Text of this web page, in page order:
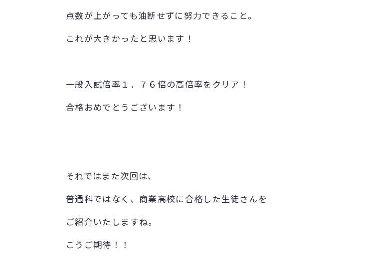
点数が上がっても油断せずに努力できること。
これが大きかったと思います！
一般入試倍率１．７６倍の高倍率をクリア！
合格おめでとうございます！
それではまた次回は、
普通科ではなく、商業高校に合格した生徒さんを
ご紹介いたしますね。
こうご期待！！